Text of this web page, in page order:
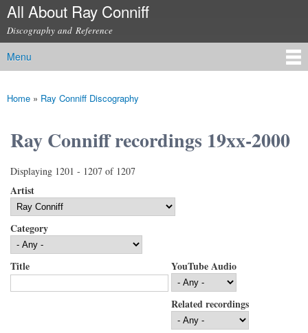
Skip to
content
All About Ray Conniff
Discography and Reference
Main menu
Menu
You are here
Home » Ray Conniff Discography
Ray Conniff recordings 19xx-2000
Displaying 1201 - 1207 of 1207
Artist
Category
Title YouTube Audio
Related recordings